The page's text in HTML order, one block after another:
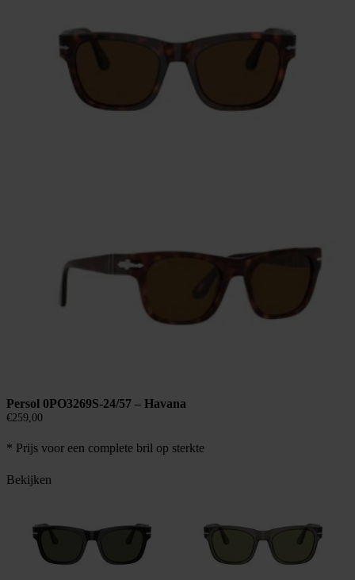
Persol 0PO3269S-24/57 – Havana
€259,00
* Prijs voor een complete bril op sterkte
Bekijken